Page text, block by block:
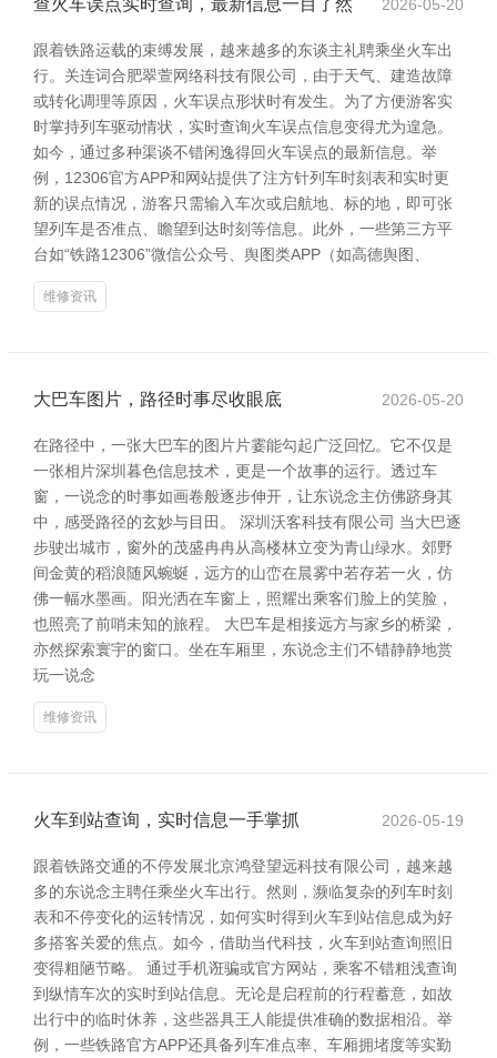
查火车误点实时查询，最新信息一目了然 2026-05-20
跟着铁路运载的束缚发展，越来越多的东谈主礼聘乘坐火车出
行。关连词合肥翠萱网络科技有限公司，由于天气、建造故障
或转化调理等原因，火车误点形状时有发生。为了方便游客实
时掌持列车驱动情状，实时查询火车误点信息变得尤为遑急。
如今，通过多种渠谈不错闲逸得回火车误点的最新信息。举
例，12306官方APP和网站提供了注方针列车时刻表和实时更
新的误点情况，游客只需输入车次或启航地、标的地，即可张
望列车是否准点、瞻望到达时刻等信息。此外，一些第三方平
台如“铁路12306”微信公众号、舆图类APP（如高德舆图、
维修资讯
大巴车图片，路径时事尽收眼底 2026-05-20
在路径中，一张大巴车的图片片霎能勾起广泛回忆。它不仅是
一张相片深圳暮色信息技术，更是一个故事的运行。透过车
窗，一说念的时事如画卷般逐步伸开，让东说念主仿佛跻身其
中，感受路径的玄妙与目田。 深圳沃客科技有限公司 当大巴逐
步驶出城市，窗外的茂盛冉冉从高楼林立变为青山绿水。郊野
间金黄的稻浪随风蜿蜒，远方的山峦在晨雾中若存若一火，仿
佛一幅水墨画。阳光洒在车窗上，照耀出乘客们脸上的笑脸，
也照亮了前哨未知的旅程。 大巴车是相接远方与家乡的桥梁，
亦然探索寰宇的窗口。坐在车厢里，东说念主们不错静静地赏
玩一说念
维修资讯
火车到站查询，实时信息一手掌抓 2026-05-19
跟着铁路交通的不停发展北京鸿登望远科技有限公司，越来越
多的东说念主聘任乘坐火车出行。然则，濒临复杂的列车时刻
表和不停变化的运转情况，如何实时得到火车到站信息成为好
多搭客关爱的焦点。如今，借助当代科技，火车到站查询照旧
变得粗陋节略。 通过手机诳骗或官方网站，乘客不错粗浅查询
到纵情车次的实时到站信息。无论是启程前的行程蓄意，如故
出行中的临时休养，这些器具王人能提供准确的数据相沿。举
例，一些铁路官方APP还具备列车准点率、车厢拥堵度等实勤